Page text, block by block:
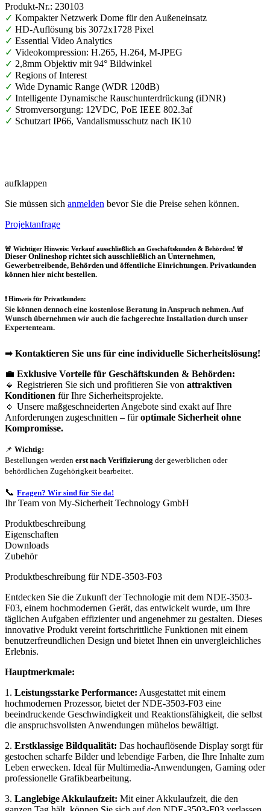
Produkt-Nr.: 230103
✓ Kompakter Netzwerk Dome für den Außeneinsatz
✓ HD-Auflösung bis 3072x1728 Pixel
✓ Essential Video Analytics
✓ Videokompression: H.265, H.264, M-JPEG
✓ 2,8mm Objektiv mit 94° Bildwinkel
✓ Regions of Interest
✓ Wide Dynamic Range (WDR 120dB)
✓ Intelligente Dynamische Rauschunterdrückung (iDNR)
✓ Stromversorgung: 12VDC, PoE IEEE 802.3af
✓ Schutzart IP66, Vandalismusschutz nach IK10
aufklappen
Sie müssen sich anmelden bevor Sie die Preise sehen können.
Projektanfrage
🚨 Wichtiger Hinweis: Verkauf ausschließlich an Geschäftskunden & Behörden! 🚨
Dieser Onlineshop richtet sich ausschließlich an Unternehmen,
Gewerbetreibende, Behörden und öffentliche Einrichtungen. Privatkunden
können hier nicht bestellen.
❗Hinweis für Privatkunden:
Sie können dennoch eine kostenlose Beratung in Anspruch nehmen. Auf
Wunsch übernehmen wir auch die fachgerechte Installation durch unser
Expertenteam.
➡ Kontaktieren Sie uns für eine individuelle Sicherheitslösung!
💼 Exklusive Vorteile für Geschäftskunden & Behörden:
🔹 Registrieren Sie sich und profitieren Sie von attraktiven
Konditionen für Ihre Sicherheitsprojekte.
🔹 Unsere maßgeschneiderten Angebote sind exakt auf Ihre
Anforderungen zugeschnitten – füroptimale Sicherheit ohne
Kompromisse.
📌 Wichtig:
Bestellungen werden erst nach Verifizierung der gewerblichen oder
behördlichen Zugehörigkeit bearbeitet.
📞 Fragen? Wir sind für Sie da!
Ihr Team von My-Sicherheit Technology GmbH
Produktbeschreibung
Eigenschaften
Downloads
Zubehör
Produktbeschreibung für NDE-3503-F03
Entdecken Sie die Zukunft der Technologie mit dem NDE-3503-
F03, einem hochmodernen Gerät, das entwickelt wurde, um Ihre
täglichen Aufgaben effizienter und angenehmer zu gestalten. Dieses
innovative Produkt vereint fortschrittliche Funktionen mit einem
benutzerfreundlichen Design und bietet Ihnen ein unvergleichliches
Erlebnis.
Hauptmerkmale:
1. Leistungsstarke Performance: Ausgestattet mit einem
hochmodernen Prozessor, bietet der NDE-3503-F03 eine
beeindruckende Geschwindigkeit und Reaktionsfähigkeit, die selbst
die anspruchsvollsten Anwendungen mühelos bewältigt.
2. Erstklassige Bildqualität: Das hochauflösende Display sorgt für
gestochen scharfe Bilder und lebendige Farben, die Ihre Inhalte zum
Leben erwecken. Ideal für Multimedia-Anwendungen, Gaming oder
professionelle Grafikbearbeitung.
3. Langlebige Akkulaufzeit: Mit einer Akkulaufzeit, die den